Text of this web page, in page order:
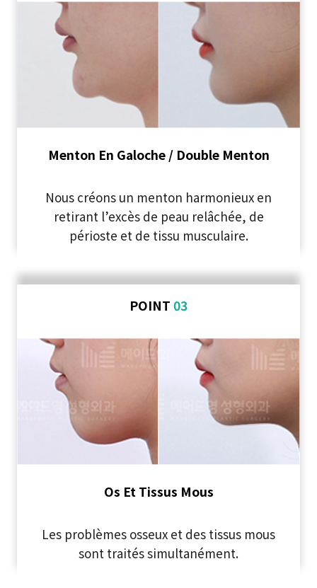
Menton En Galoche / Double Menton
Nous créons un menton harmonieux en
retirant l’excès de peau relâchée, de
périoste et de tissu musculaire.
POINT 03
Os Et Tissus Mous
Les problèmes osseux et des tissus mous
sont traités simultanément.